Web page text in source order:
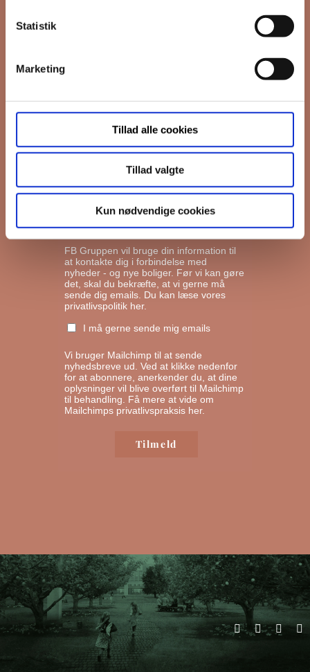
Statistik
Marketing
Tillad alle cookies
Tillad valgte
Kun nødvendige cookies
Interesseret i
Ejerboliger
Lejeboliger
Andelsboliger
Markedsføringstilladelse
FB Gruppen vil bruge din information til
at kontakte dig i forbindelse med
nyheder - og nye boliger. Før vi kan gøre
det, skal du bekræfte, at vi gerne må
sende dig emails. Du kan læse vores
privatlivspolitik her.
I må gerne sende mig emails
Vi bruger Mailchimp til at sende
nyhedsbreve ud. Ved at klikke nedenfor
for at abonnere, anerkender du, at dine
oplysninger vil blive overført til Mailchimp
til behandling. Få mere at vide om
Mailchimps privatlivspraksis her.